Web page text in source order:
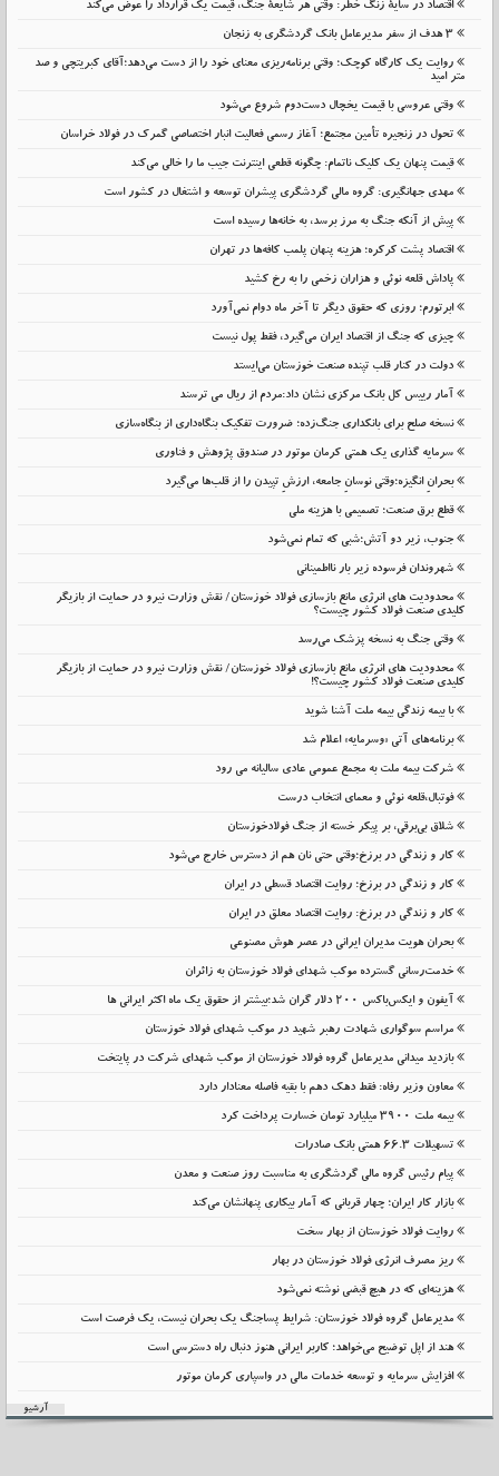
اقتصاد در سایهٔ زنگ خطر: وقتی هر شایعهٔ جنگ، قیمت یک قرارداد را عوض می‌کند
۳ هدف از سفر مدیرعامل بانک گردشگری به زنجان
روایت یک کارگاه کوچک؛ وقتی برنامه‌ریزی معنای خود را از دست می‌دهد؛آقای کبریتچی و صد
متر امید
وقتی عروسی با قیمت یخچال دست‌دوم شروع می‌شود
تحول در زنجیره تأمین مجتمع؛ آغاز رسمی فعالیت انبار اختصاصی گمرک در فولاد خراسان
قیمت پنهان یک کلیک ناتمام: چگونه قطعی اینترنت جیب ما را خالی می‌کند
مهدی جهانگیری: گروه مالی گردشگری پیشران توسعه و اشتغال در کشور است
پیش از آنکه جنگ به مرز برسد، به خانه‌ها رسیده است
اقتصاد پشت کرکره؛ هزینه پنهان پلمب کافه‌ها در تهران
پاداش قلعه نوئی و هزاران زخمی را به رخ کشید
ابرتورم؛ روزی که حقوق دیگر تا آخر ماه دوام نمی‌آورد
چیزی که جنگ از اقتصاد ایران می‌گیرد، فقط پول نیست
دولت در کنار قلب تپنده صنعت خوزستان می‌ایستد
آمار رییس کل بانک مرکزی نشان داد:مردم از ریال می ترسند
نسخه صلح برای بانکداری جنگ‌زده؛ ضرورت تفکیک بنگاه‌داری از بنگاه‌سازی
سرمایه گذاری یک همتی کرمان موتور در صندوق پژوهش و فناوری
بحرانِ انگیزه؛وقتی نوسانِ جامعه، ارزشِ تپیدن را از قلب‌ها می‌گیرد
قطع برق صنعت؛ تصمیمی با هزینه ملی
جنوب، زیر دو آتش؛شبی که تمام نمی‌شود
شهروندان فرسوده زیر بار نااطمینانی
محدودیت های انرژی مانع بازسازی فولاد خوزستان/ نقش وزارت نیرو در حمایت از بازیگر
کلیدی صنعت فولاد کشور چیست؟
وقتی جنگ به نسخه پزشک می‌رسد
محدودیت های انرژی مانع بازسازی فولاد خوزستان/ نقش وزارت نیرو در حمایت از بازیگر
کلیدی صنعت فولاد کشور چیست؟!
با بیمه زندگی بیمه ملت آشنا شوید
برنامه‌های آتی «وسرمایه» اعلام شد
شرکت بیمه ملت به مجمع عمومی عادی سالیانه می رود
فوتبال،قلعه نوئی و معمای انتخاب درست
شلاق‌ بی‌برقی، بر پیکر خسته‌ از جنگ فولادخوزستان
کار و زندگی در برزخ؛وقتی حتی نان هم از دسترس خارج می‌شود
کار و زندگی در برزخ؛ روایت اقتصاد قسطی در ایران
کار و زندگی در برزخ: روایت اقتصاد معلق در ایران
بحران هویت مدیران ایرانی در عصر هوش مصنوعی
خدمت‌رسانی گسترده موکب شهدای فولاد خوزستان به زائران
آیفون و ایکس‌باکس ۲۰۰ دلار گران شد؛بیشتر از حقوق یک ماه اکثر ایرانی ها
مراسم سوگواری شهادت رهبر شهید در موکب شهدای فولاد خوزستان
بازدید میدانی مدیرعامل گروه فولاد خوزستان از موکب شهدای شرکت در پایتخت
معاون وزیر رفاه: فقط دهک دهم با بقیه فاصله معنادار دارد
بیمه ملت 3900 میلیارد تومان خسارت پرداخت کرد
تسهیلات 66.3 همتی بانک صادرات
پیام رئیس گروه مالی گردشگری به مناسبت روز صنعت و معدن
بازار کار ایران؛ چهار قربانی که آمار بیکاری پنهانشان می‌کند
روایت فولاد خوزستان از بهار سخت
ریز مصرف انرژی فولاد خوزستان در بهار
هزینه‌ای که در هیچ قبضی نوشته نمی‌شود
مدیرعامل گروه فولاد خوزستان: شرایط پساجنگ یک بحران نیست، یک فرصت است
هند از اپل توضیح می‌خواهد؛ کاربر ایرانی هنوز دنبال راه دسترسی است
افزایش سرمایه و توسعه خدمات مالی در واسپاری کرمان موتور
آرشیو